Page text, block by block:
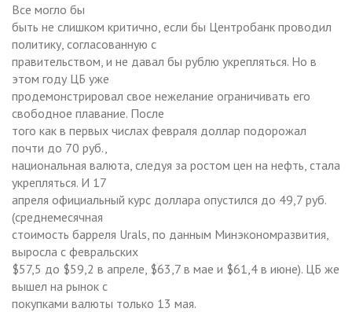
Все могло бы
быть не слишком критично, если бы Центробанк проводил
политику, согласованную с
правительством, и не давал бы рублю укрепляться. Но в
этом году ЦБ уже
продемонстрировал свое нежелание ограничивать его
свободное плавание. После
того как в первых числах февраля доллар подорожал
почти до 70 руб.,
национальная валюта, следуя за ростом цен на нефть, стала
укрепляться. И 17
апреля официальный курс доллара опустился до 49,7 руб.
(среднемесячная
стоимость барреля Urals, по данным Минэкономразвития,
выросла с февральских
$57,5 до $59,2 в апреле, $63,7 в мае и $61,4 в июне). ЦБ же
вышел на рынок с
покупками валюты только 13 мая.